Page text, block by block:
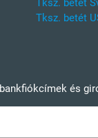
Tksz. betét
Tksz. betét
és